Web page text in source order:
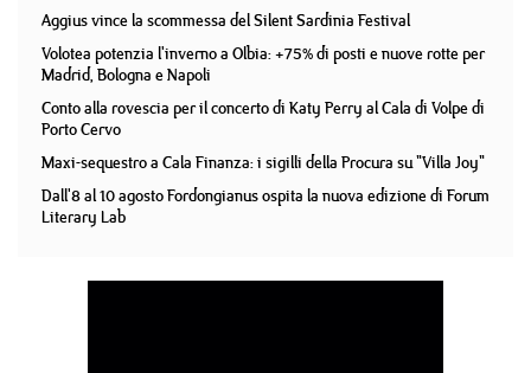
Aggius vince la scommessa del Silent Sardinia Festival
Volotea potenzia l'inverno a Olbia: +75% di posti e nuove rotte per
Madrid, Bologna e Napoli
Conto alla rovescia per il concerto di Katy Perry al Cala di Volpe di
Porto Cervo
Maxi-sequestro a Cala Finanza: i sigilli della Procura su "Villa Joy"
Dall'8 al 10 agosto Fordongianus ospita la nuova edizione di Forum
Literary Lab